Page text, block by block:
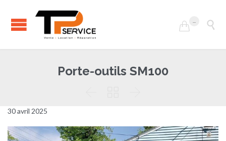
 
Porte-outils SM100
30 avril 2025